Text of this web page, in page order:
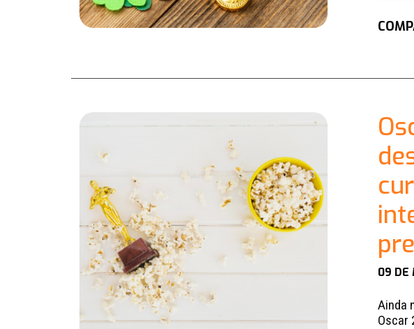
09 DE
Ainda
Oscar